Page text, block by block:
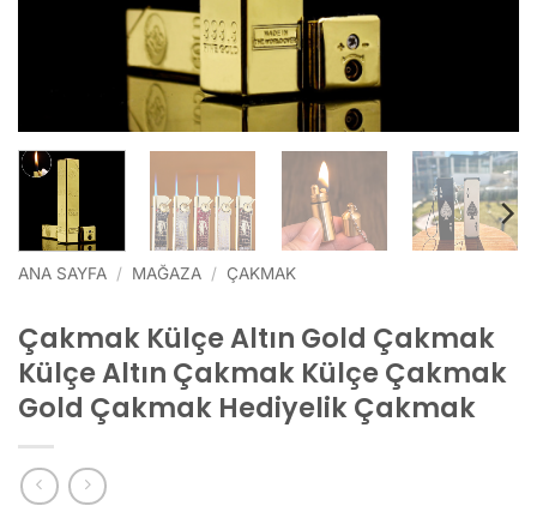
ANA SAYFA / MAĞAZA / ÇAKMAK
Çakmak Külçe Altın Gold Çakmak
Külçe Altın Çakmak Külçe Çakmak
Gold Çakmak Hediyelik Çakmak